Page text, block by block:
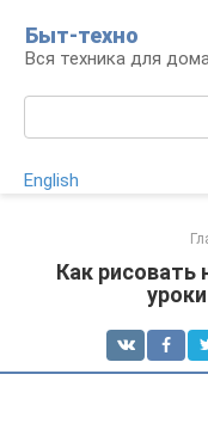
контенту
Быт-техно
Вся техника для
English
Как рисовать